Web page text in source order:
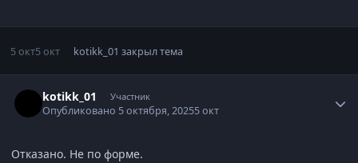
5 окт5 окт kotikk_01 закрыл тема
kotikk_01 Участник
Опубликовано 5 октября, 20255 окт
Отказано. Не по форме.